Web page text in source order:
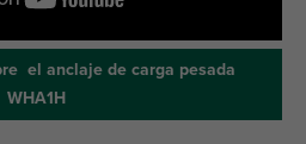
el anclaje de carga pesada
WHA1H